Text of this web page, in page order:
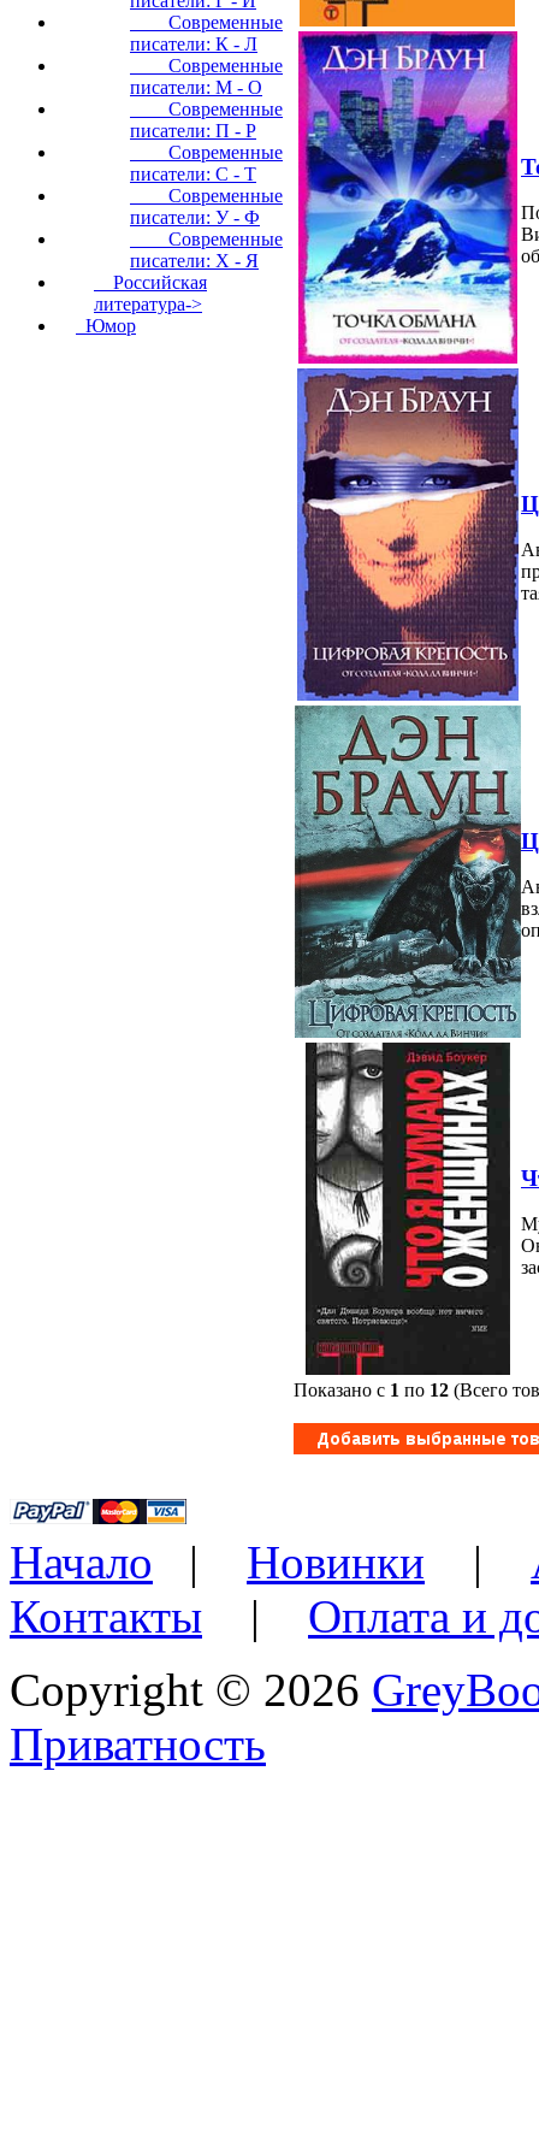
Современные
писатели: К - Л
Современные
писатели: М - О
Современные
писатели: П - Р
Современные
писатели: С - Т
Современные
писатели: У - Ф
Современные
писатели: Х - Я
Российская
литература->
Юмор
Показано с 1 по 12 (Всего
Начало | Новинки |
Контакты | Оплата и
Copyright © 2026
Приватность